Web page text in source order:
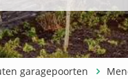
garagepoorten